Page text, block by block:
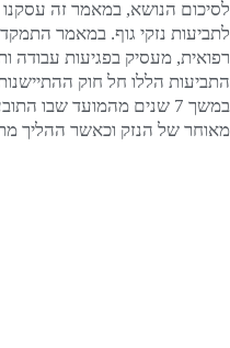
לסיכום הנושא, במאמר זה
לתביעות נזקי גוף. במאמר
רפואית, מעסיק בפגיעות עבודה
התביעות הללו חל חוק
במשך 7 שנים מהמועד שבו
מאוחר של הנזק וכאשר ההליך